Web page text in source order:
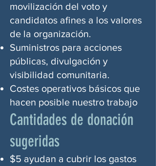
movilización del voto y
candidatos afines a los valores
de la organización.
Suministros para acciones
públicas, divulgación y
visibilidad comunitaria.
Costes operativos básicos que
hacen posible nuestro trabajo
Cantidades de donación
sugeridas
$5 ayudan a cubrir los gastos